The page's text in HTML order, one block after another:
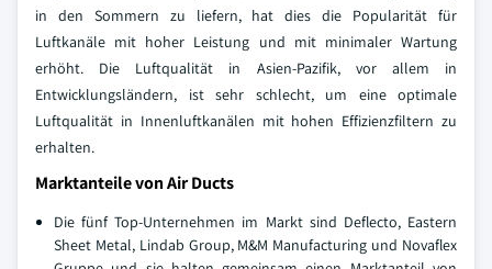
in den Sommern zu liefern, hat dies die Popularität für
Luftkanäle mit hoher Leistung und mit minimaler Wartung
erhöht. Die Luftqualität in Asien-Pazifik, vor allem in
Entwicklungsländern, ist sehr schlecht, um eine optimale
Luftqualität in Innenluftkanälen mit hohen Effizienzfiltern zu
erhalten.
Marktanteile von Air Ducts
Die fünf Top-Unternehmen im Markt sind Deflecto, Eastern
Sheet Metal, Lindab Group, M&M Manufacturing und Novaflex